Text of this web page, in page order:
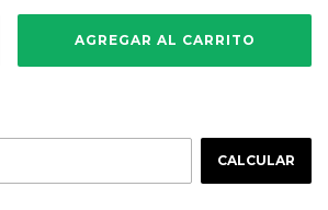
CALCULAR